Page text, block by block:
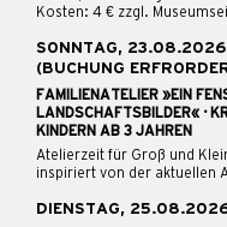
Kosten: 4 € zzgl.
SONNTAG,
(BUCHUNG
FAMILIENATELIER »EIN
LANDSCHAFTSBILDER« ·
KINDERN AB 3 JAHREN
Atelierzeit für Groß und
inspiriert von der aktuellen
DIENSTAG,